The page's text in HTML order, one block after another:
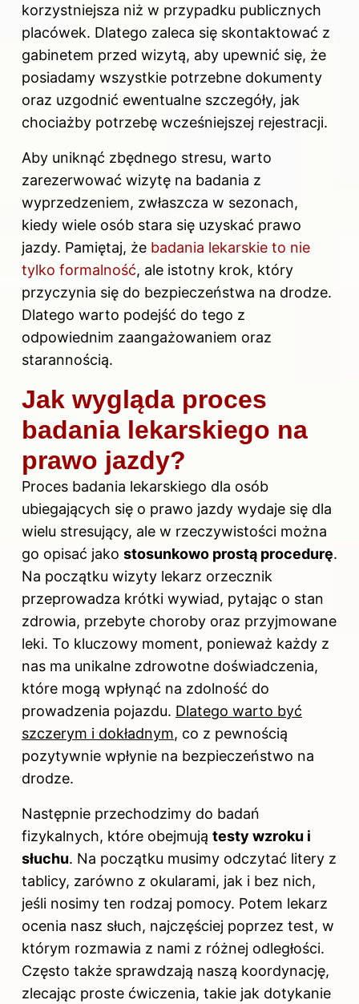
korzystniejsza niż w przypadku publicznych
placówek. Dlatego zaleca się skontaktować z
gabinetem przed wizytą, aby upewnić się, że
posiadamy wszystkie potrzebne dokumenty
oraz uzgodnić ewentualne szczegóły, jak
chociażby potrzebę wcześniejszej rejestracji.
Aby uniknąć zbędnego stresu, warto
zarezerwować wizytę na badania z
wyprzedzeniem, zwłaszcza w sezonach,
kiedy wiele osób stara się uzyskać prawo
jazdy. Pamiętaj, że badania lekarskie to nie
tylko formalność, ale istotny krok, który
przyczynia się do bezpieczeństwa na drodze.
Dlatego warto podejść do tego z
odpowiednim zaangażowaniem oraz
starannością.
Jak wygląda proces
badania lekarskiego na
prawo jazdy?
Proces badania lekarskiego dla osób
ubiegających się o prawo jazdy wydaje się dla
wielu stresujący, ale w rzeczywistości można
go opisać jako stosunkowo prostą procedurę.
Na początku wizyty lekarz orzecznik
przeprowadza krótki wywiad, pytając o stan
zdrowia, przebyte choroby oraz przyjmowane
leki. To kluczowy moment, ponieważ każdy z
nas ma unikalne zdrowotne doświadczenia,
które mogą wpłynąć na zdolność do
prowadzenia pojazdu. Dlatego warto być
szczerym i dokładnym, co z pewnością
pozytywnie wpłynie na bezpieczeństwo na
drodze.
Następnie przechodzimy do badań
fizykalnych, które obejmują testy wzroku i
słuchu. Na początku musimy odczytać litery z
tablicy, zarówno z okularami, jak i bez nich,
jeśli nosimy ten rodzaj pomocy. Potem lekarz
ocenia nasz słuch, najczęściej poprzez test, w
którym rozmawia z nami z różnej odległości.
Często także sprawdzają naszą koordynację,
zlecając proste ćwiczenia, takie jak dotykanie